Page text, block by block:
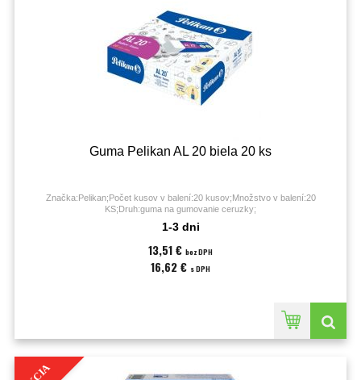
Guma Pelikan AL 20 biela 20 ks
Značka:Pelikan;Počet kusov v balení:20 kusov;Množstvo v balení:20
KS;Druh:guma na gumovanie ceruzky;
1-3 dni
13,51 € bez DPH
16,62 € s DPH